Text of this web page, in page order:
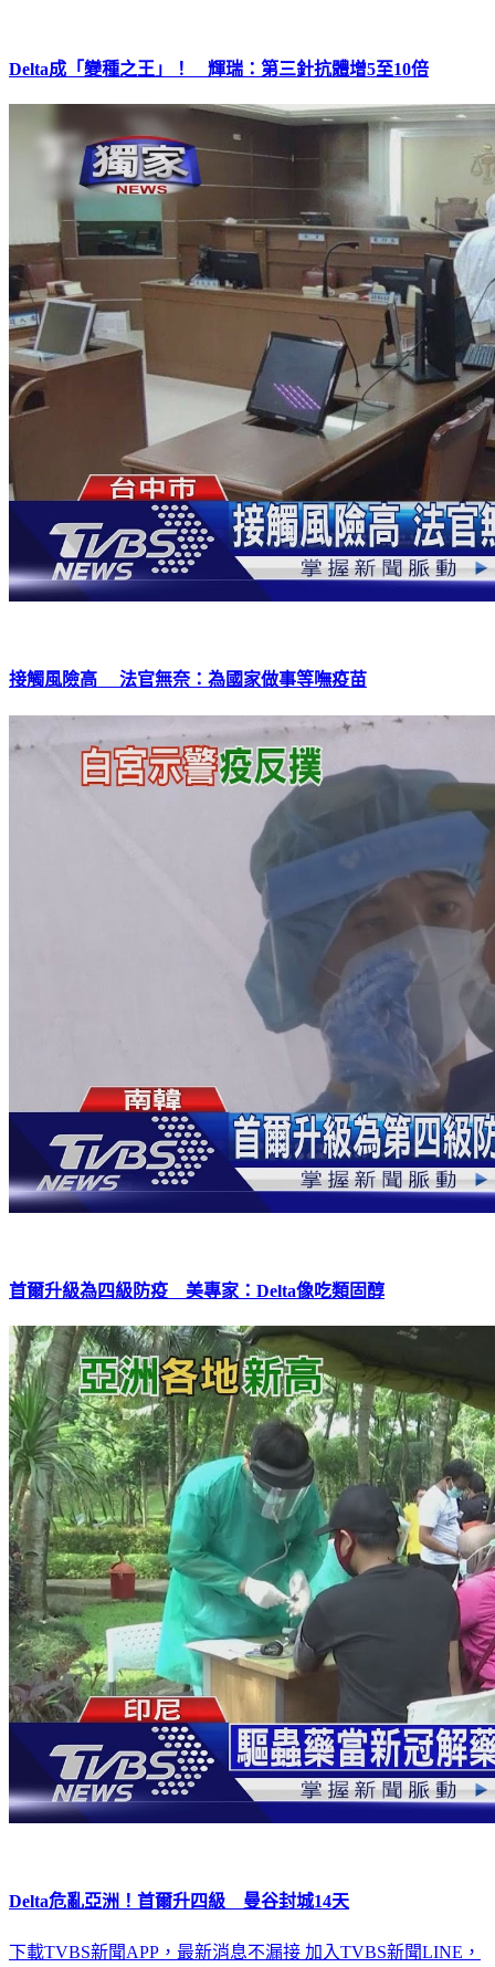
Delta成「變種之王」！ 輝瑞：第三針抗體增5至10倍
接觸風險高 法官無奈：為國家做事等嘸疫苗
首爾升級為四級防疫 美專家：Delta像吃類固醇
Delta危亂亞洲！首爾升四級 曼谷封城14天
下載TVBS新聞APP，最新消息不漏接 加入TVBS新聞LINE，